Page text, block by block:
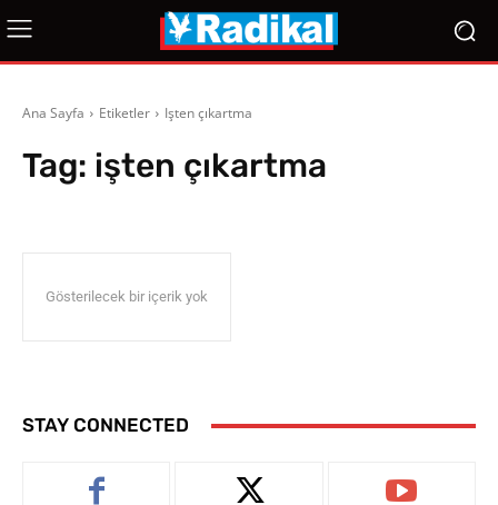
Ana Sayfa Etiketler Işten çıkartma
Tag: işten çıkartma
Gösterilecek bir içerik yok
STAY CONNECTED